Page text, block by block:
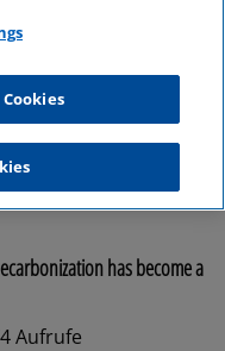
53:03
has become a
Aufrufe